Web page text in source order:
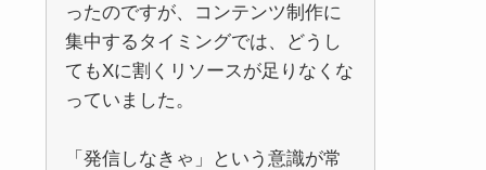
ったのですが、コンテンツ制作に
集中するタイミングでは、どうし
てもXに割くリソースが足りなくな
っていました。
「発信しなきゃ」という意識が常